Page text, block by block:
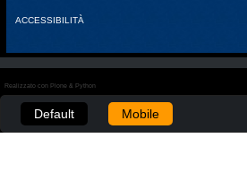
ACCESSIBILITÀ
Realizzato con Plone & Python
Default Mobile